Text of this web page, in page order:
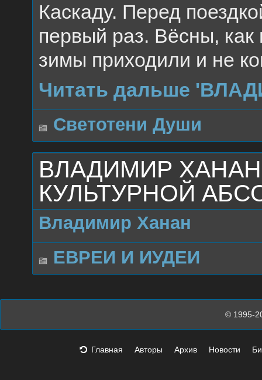
Каскаду. Перед
первый раз. Вёсны,
зимы приходили и не
Читать дальше
Светотени Души
ВЛАДИМИР
КУЛЬТУРНОЙ
Владимир Ханан
ЕВРЕИ И ИУДЕИ
© 1995-
Главная Авторы Архив Новости